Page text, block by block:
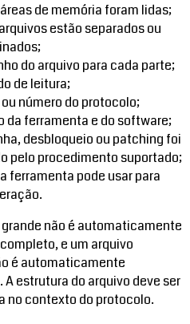
de memória foram lidas;
estão separados ou
do arquivo para cada parte;
de leitura;
número do protocolo;
da ferramenta e do software;
desbloqueio ou patching foi
pelo procedimento suportado;
ferramenta pode usar para
não é automaticamente
e um arquivo
é automaticamente
estrutura do arquivo deve ser
no contexto do protocolo.